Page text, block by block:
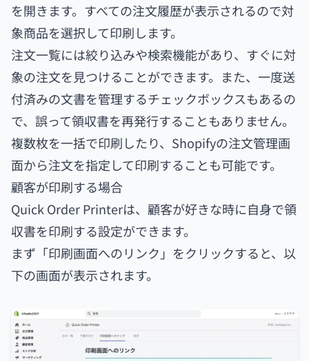
を開きます。すべての注文履歴が表示されるので対
象商品を選択して印刷します。
注文一覧には絞り込みや検索機能があり、すぐに対
象の注文を見つけることができます。また、一度送
付済みの文書を管理するチェックボックスもあるの
で、誤って領収書を再発行することもありません。
複数枚を一括で印刷したり、Shopifyの注文管理画
面から注文を指定して印刷することも可能です。
顧客が印刷する場合
Quick Order Printerは、顧客が好きな時に自身で領
収書を印刷する設定ができます。
まず「印刷画面へのリンク」をクリックすると、以
下の画面が表示されます。